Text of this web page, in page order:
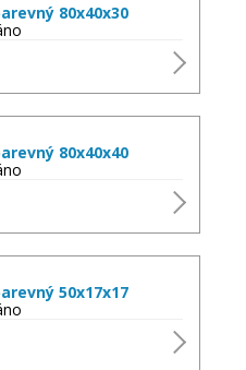
80x40x30
80x40x40
50x17x17